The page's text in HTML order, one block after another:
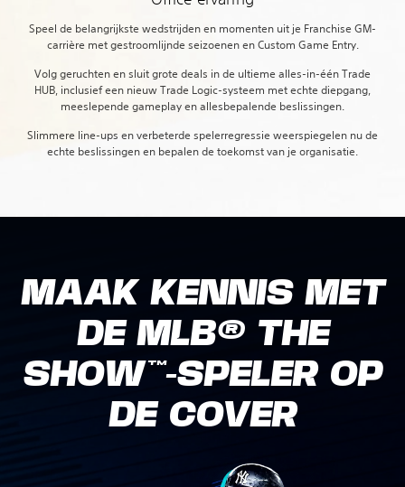
Speel de belangrijkste wedstrijden en momenten uit je Franchise GM-
carrière met gestroomlijnde seizoenen en Custom Game Entry.
Volg geruchten en sluit grote deals in de ultieme alles-in-één Trade
HUB, inclusief een nieuw Trade Logic-systeem met echte diepgang,
meeslepende gameplay en allesbepalende beslissingen.
Slimmere line-ups en verbeterde spelerregressie weerspiegelen nu de
echte beslissingen en bepalen de toekomst van je organisatie.
MAAK KENNIS MET
DE MLB® THE
SHOW™-SPELER OP
DE COVER